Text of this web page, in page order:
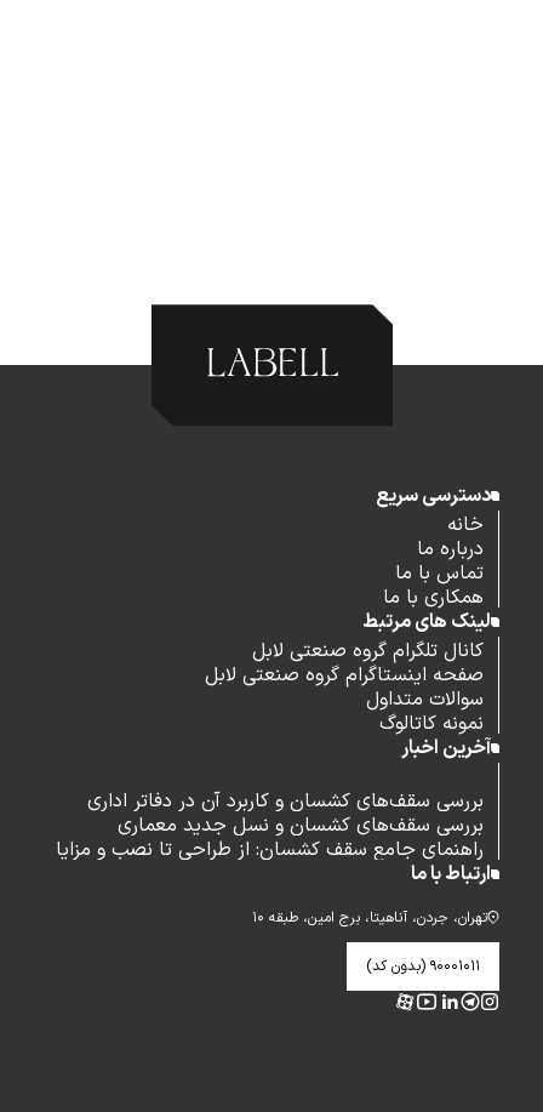
دسترسی سریع
خانه
درباره ما
تماس با ما
همکاری با ما
لینک های مرتبط
کانال تلگرام گروه صنعتی لابل
صفحه اینستاگرام گروه صنعتی لابل
سوالات متداول
نمونه کاتالوگ
آخرین اخبار
بررسی سقف‌های کشسان و کاربرد آن در دفاتر اداری
بررسی سقف‌های کشسان و نسل جدید معماری
راهنمای جامع سقف کشسان: از طراحی تا نصب و مزایا
ارتباط با ما
تهران، جردن، آناهیتا، برج امین، طبقه ۱۰
۹۰۰۰۱۰۱۱ (بدون کد)